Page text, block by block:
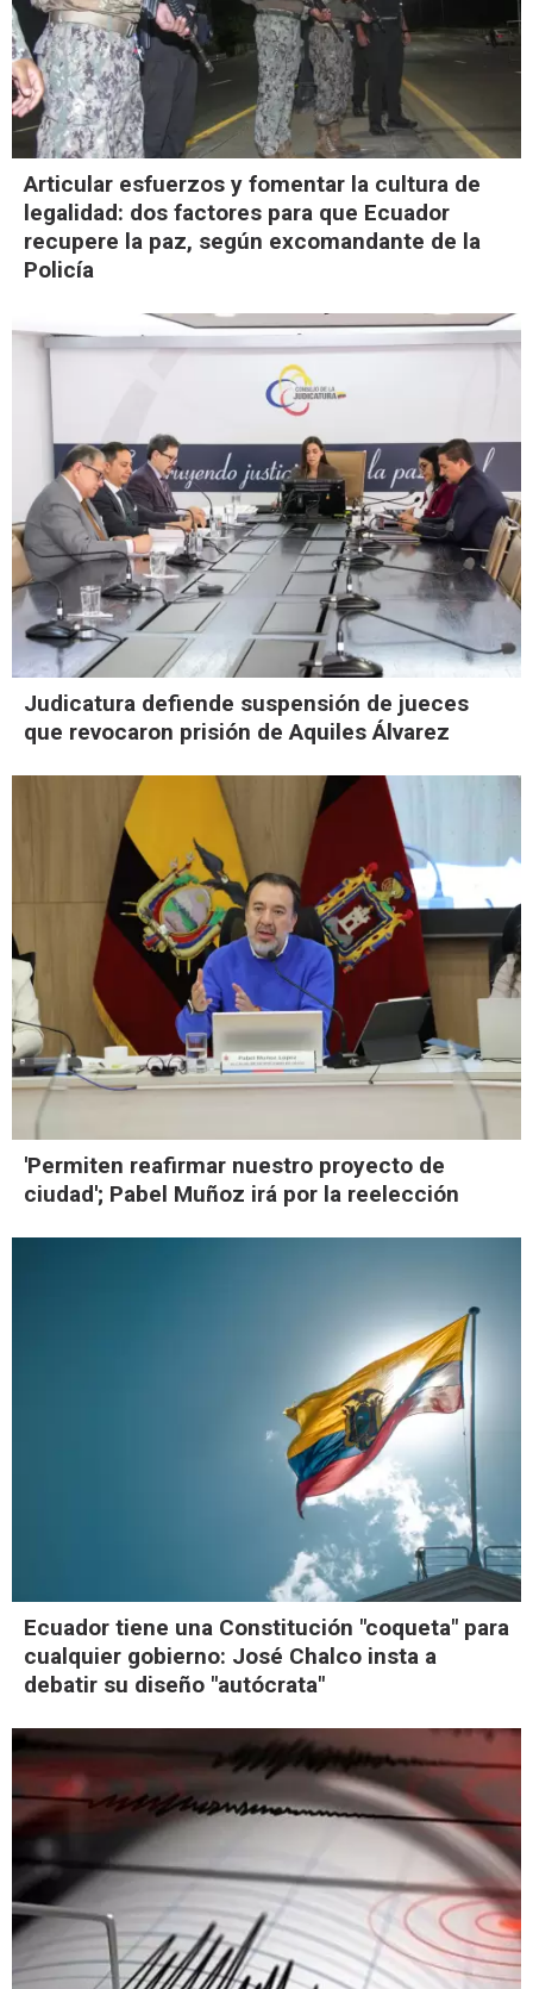
Articular esfuerzos y fomentar la cultura de
legalidad: dos factores para que Ecuador
recupere la paz, según excomandante de la
Policía
Judicatura defiende suspensión de jueces
que revocaron prisión de Aquiles Álvarez
'Permiten reafirmar nuestro proyecto de
ciudad'; Pabel Muñoz irá por la reelección
Ecuador tiene una Constitución "coqueta" para
cualquier gobierno: José Chalco insta a
debatir su diseño "autócrata"